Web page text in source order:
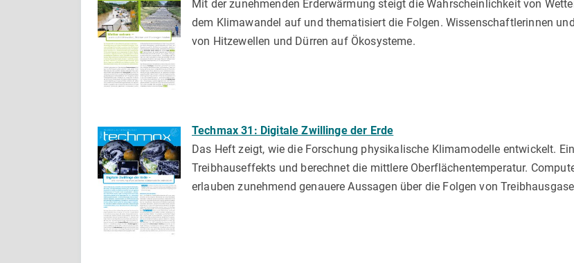
Mit der zunehmenden Erderwärmung steigt die Wahrscheinlichkeit von
dem Klimawandel auf und thematisiert die Folgen. Wissenschaftlerinnen
von Hitzewellen und Dürren auf Ökosysteme.
Techmax 31: Digitale Zwillinge der Erde
Das Heft zeigt, wie die Forschung physikalische Klimamodelle entwickelt.
Treibhauseffekts und berechnet die mittlere Oberflächentemperatur.
erlauben zunehmend genauere Aussagen über die Folgen von